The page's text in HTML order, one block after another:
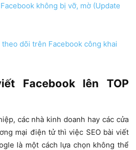
không bị vỡ, mờ (Update
theo dõi trên Facebook công khai
Facebook lên TOP
các nhà kinh doanh hay các cửa
mại điện tử thì việc SEO bài viết
là một cách lựa chọn không thể